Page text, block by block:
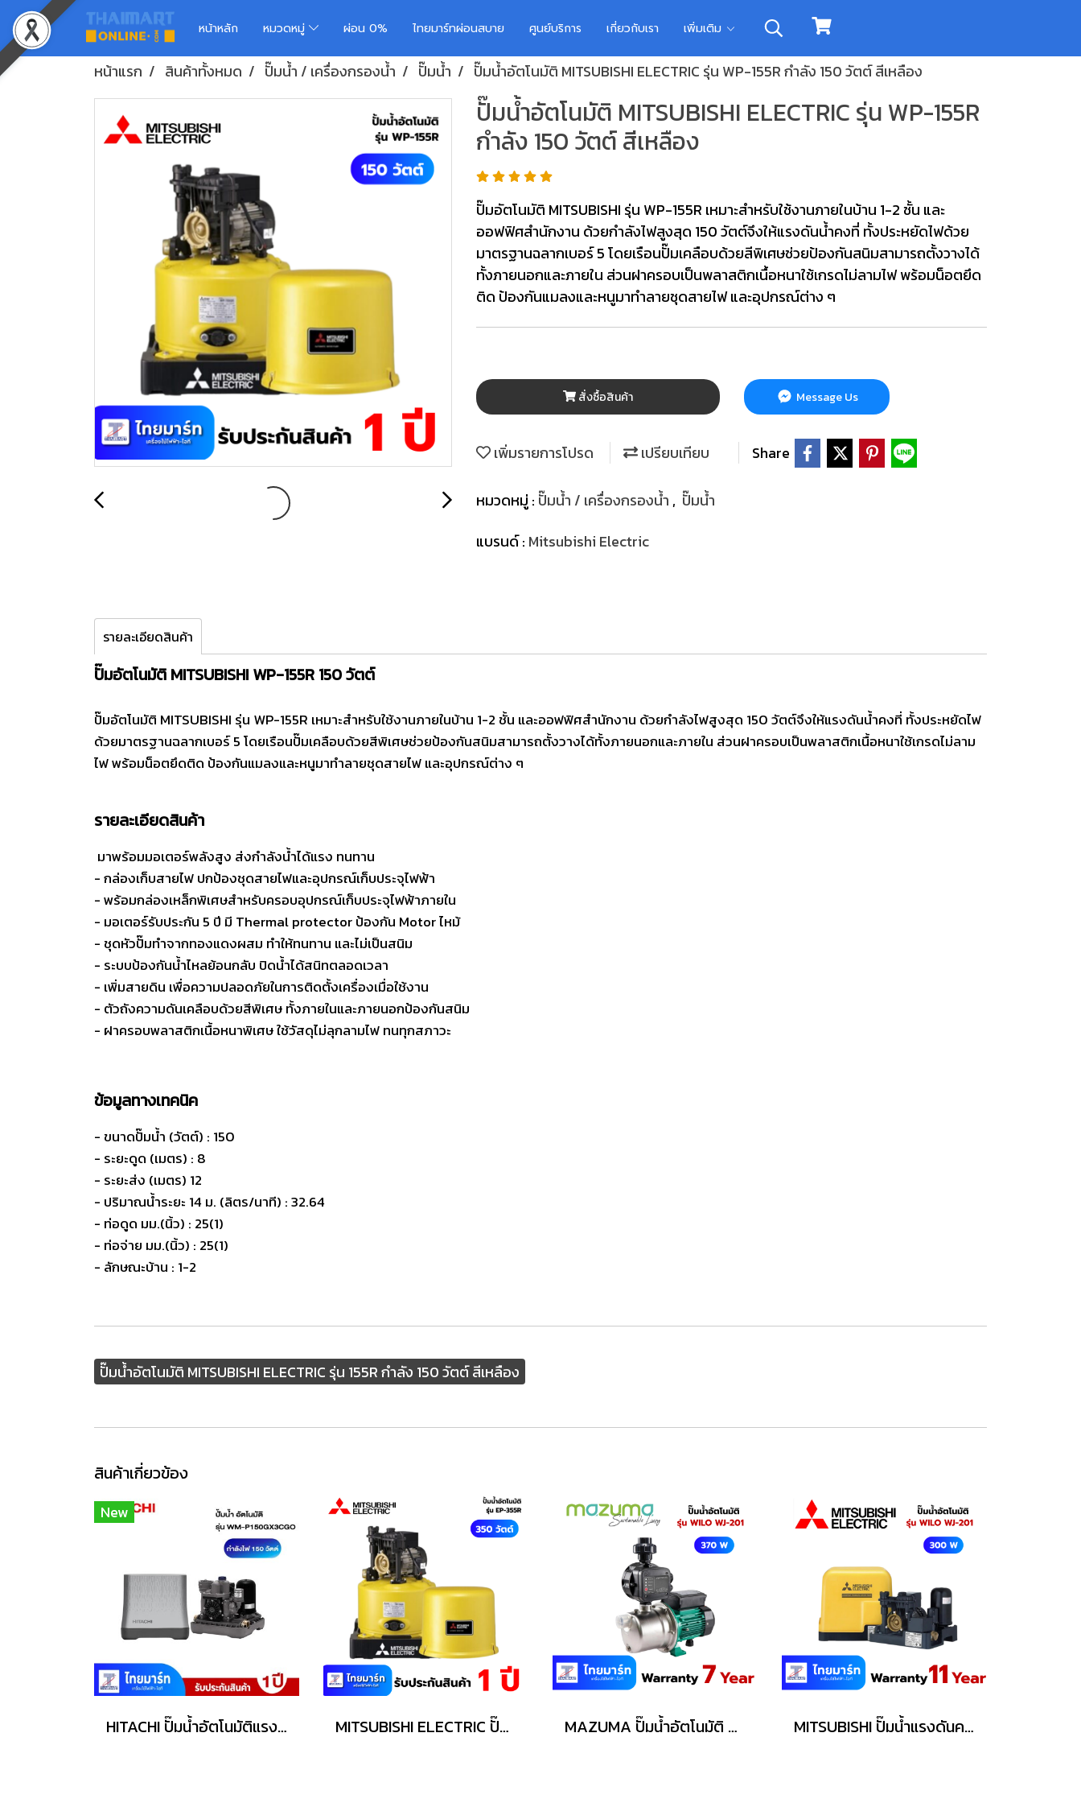
หน้าหลัก หมวดหมู่ ผ่อน 0% ไทยมาร์ทผ่อนสบาย ศูนย์บริการ เกี่ยวกับเรา เพิ่มเติม
หน้าแรก สินค้าทั้งหมด ปั๊มน้ำ / เครื่องกรองน้ำ ปั๊มน้ำ ปั๊มน้ำอัตโนมัติ MITSUBISHI ELECTRIC รุ่น WP-155R กำลัง 150 วัตต์ สีเหลือง
ปั๊มน้ำอัตโนมัติ MITSUBISHI ELECTRIC รุ่น WP-155R
กำลัง 150 วัตต์ สีเหลือง
ปั๊มอัตโนมัติ MITSUBISHI รุ่น WP-155R เหมาะสำหรับใช้งานภายในบ้าน 1-2 ชั้น และ
ออฟฟิศสำนักงาน ด้วยกำลังไฟสูงสุด 150 วัตต์จึงให้แรงดันน้ำคงที่ ทั้งประหยัดไฟด้วย
มาตรฐานฉลากเบอร์ 5 โดยเรือนปั๊มเคลือบด้วยสีพิเศษช่วยป้องกันสนิมสามารถตั้งวางได้
ทั้งภายนอกและภายใน ส่วนฝาครอบเป็นพลาสติกเนื้อหนาใช้เกรดไม่ลามไฟ พร้อมน็อตยึด
ติด ป้องกันแมลงและหนูมาทำลายชุดสายไฟ และอุปกรณ์ต่าง ๆ
สั่งซื้อสินค้า Message Us
เพิ่มรายการโปรด เปรียบเทียบ Share
หมวดหมู่ : ปั๊มน้ำ / เครื่องกรองน้ำ , ปั๊มน้ำ
แบรนด์ : Mitsubishi Electric
รายละเอียดสินค้า
ปั๊มอัตโนมัติ MITSUBISHI WP-155R 150 วัตต์
ปั๊มอัตโนมัติ MITSUBISHI รุ่น WP-155R เหมาะสำหรับใช้งานภายในบ้าน 1-2 ชั้น และออฟฟิศสำนักงาน ด้วยกำลังไฟสูงสุด 150 วัตต์จึงให้แรงดันน้ำคงที่ ทั้งประหยัดไฟ
ด้วยมาตรฐานฉลากเบอร์ 5 โดยเรือนปั๊มเคลือบด้วยสีพิเศษช่วยป้องกันสนิมสามารถตั้งวางได้ทั้งภายนอกและภายใน ส่วนฝาครอบเป็นพลาสติกเนื้อหนาใช้เกรดไม่ลาม
ไฟ พร้อมน็อตยึดติด ป้องกันแมลงและหนูมาทำลายชุดสายไฟ และอุปกรณ์ต่าง ๆ
รายละเอียดสินค้า
มาพร้อมมอเตอร์พลังสูง ส่งกำลังน้ำได้แรง ทนทาน
- กล่องเก็บสายไฟ ปกป้องชุดสายไฟและอุปกรณ์เก็บประจุไฟฟ้า
- พร้อมกล่องเหล็กพิเศษสำหรับครอบอุปกรณ์เก็บประจุไฟฟ้าภายใน
- มอเตอร์รับประกัน 5 ปี มี Thermal protector ป้องกัน Motor ไหม้
- ชุดหัวปั๊มทำจากทองแดงผสม ทำให้ทนทาน และไม่เป็นสนิม
- ระบบป้องกันน้ำไหลย้อนกลับ ปิดน้ำได้สนิทตลอดเวลา
- เพิ่มสายดิน เพื่อความปลอดภัยในการติดตั้งเครื่องเมื่อใช้งาน
- ตัวถังความดันเคลือบด้วยสีพิเศษ ทั้งภายในและภายนอกป้องกันสนิม
- ฝาครอบพลาสติกเนื้อหนาพิเศษ ใช้วัสดุไม่ลุกลามไฟ ทนทุกสภาวะ
ข้อมูลทางเทคนิค
- ขนาดปั๊มน้ำ (วัตต์) : 150
- ระยะดูด (เมตร) : 8
- ระยะส่ง (เมตร) 12
- ปริมาณน้ำระยะ 14 ม. (ลิตร/นาที) : 32.64
- ท่อดูด มม.(นิ้ว) : 25(1)
- ท่อจ่าย มม.(นิ้ว) : 25(1)
- ลักษณะบ้าน : 1-2
ปั๊มน้ำอัตโนมัติ MITSUBISHI ELECTRIC รุ่น 155R กำลัง 150 วัตต์ สีเหลือง
สินค้าเกี่ยวข้อง
New
HITACHI ปั๊มน้ำอัตโนมัติแรงดันคงที่ 150 วัตต์ รุ่น WM-P150GX3CGO MITSUBISHI ELECTRIC ปั๊มน้ำอัตโนมัติ รุ่น WP-355R 350 วัตต์ MAZUMA ปั๊มน้ำอัตโนมัติ WILO รุ่น WJ-201 370 วัตต์ MITSUBISHI ปั๊มน้ำแรงดันคงที่ 300 วัตต์ รุ่น EP-305R2